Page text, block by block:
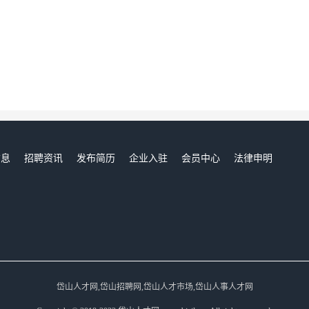
招聘资讯 发布简历 企业入驻 会员中心
法律申明
岱山人才网,岱山招聘网,岱山人才市场,岱山人事人才网